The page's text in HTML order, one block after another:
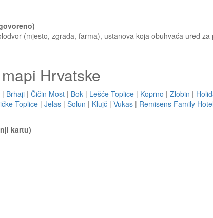
(mjesto, zgrada, farma), ustanova koja obuhvaća ured
Hrvatske
| Brhaji | Čičin Most | Bok | Lešće Toplice | Koprno | Zlobin |
Toplice | Jelas | Solun | Klujč | Vukas | Remisens Family
kartu)